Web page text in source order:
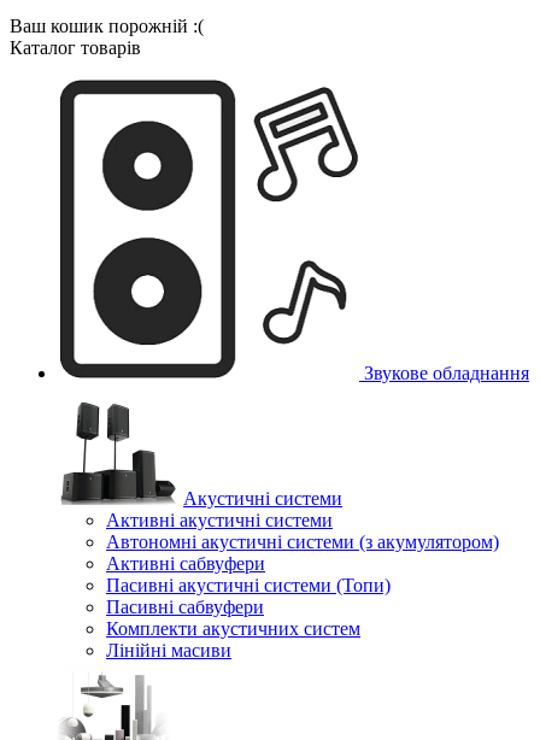
Ваш кошик порожній :(
Каталог товарів
Звукове обладнання
Акустичні системи
Активні акустичні системи
Автономні акустичні системи (з акумулятором)
Активні сабвуфери
Пасивні акустичні системи (Топи)
Пасивні сабвуфери
Комплекти акустичних систем
Лінійні масиви